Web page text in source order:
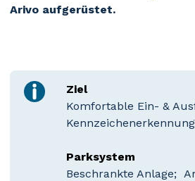
Arivo aufgerüstet.
Ziel
Komfortable Ein- &
Kennzeichenerkennung
Parksystem
Beschrankte Anlage;